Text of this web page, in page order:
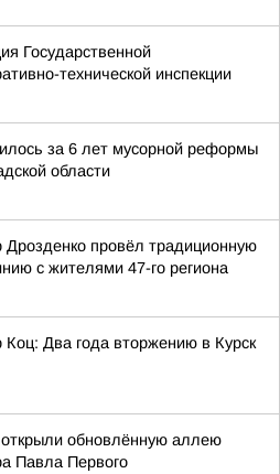
Государственной
технической инспекции
за 6 лет мусорной реформы
области
Дрозденко провёл традиционную
с жителями 47-го региона
Коц: Два года вторжению в Курск
обновлённую аллею
Павла Первого